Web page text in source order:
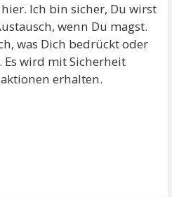
Ich bin sicher, Du wirst
wenn Du magst.
was Dich bedrückt oder
Es wird mit Sicherheit
erhalten.